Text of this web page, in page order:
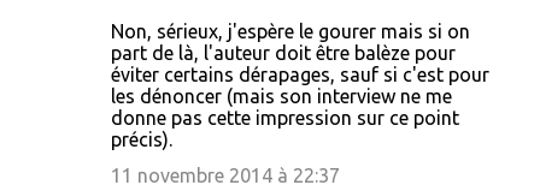
Non, sérieux, j'espère le gourer mais si on
part de là, l'auteur doit être balèze pour
éviter certains dérapages, sauf si c'est pour
les dénoncer (mais son interview ne me
donne pas cette impression sur ce point
précis).
11 novembre 2014 à 22:37